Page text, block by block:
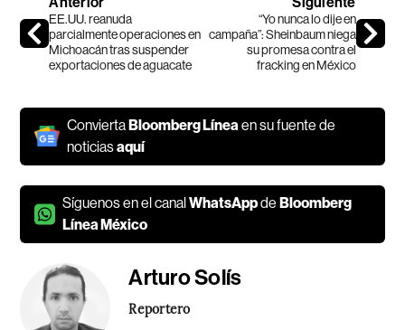
EE.UU. reanuda
parcialmente operaciones en
Michoacán tras suspender
exportaciones de aguacate
“Yo nunca lo dije en
campaña”: Sheinbaum niega
su promesa contra el
fracking en México
ConviertaBloomberg Línea en su fuente de
noticiasaquí
Síguenos en el canalWhatsAppdeBloomberg
Línea México
Arturo Solís
Reportero